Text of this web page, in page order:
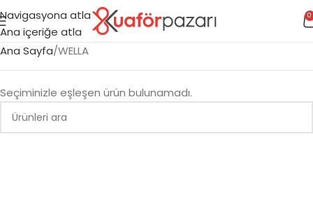
Navigasyona atla
Ana içeriğe atla
0
Ana Sayfa WELLA
Seçiminizle eşleşen ürün bulunamadı.